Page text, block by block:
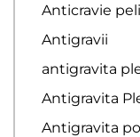
Anticravie
Antigravii
antigravita
Antigravita
Antigravita